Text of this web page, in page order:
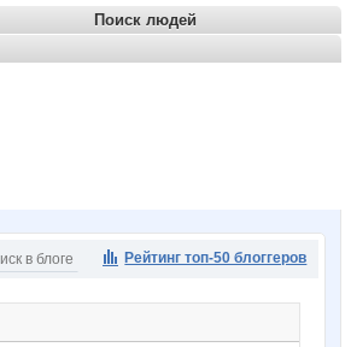
Поиск людей
Рейтинг топ-50 блоггеров